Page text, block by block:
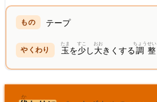
テープ
玉
たま
を少
すこ
し 大
おお
きくする調
ちょう
整
せい
か